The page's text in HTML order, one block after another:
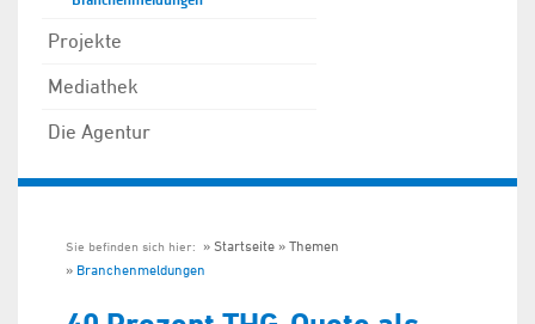
Projekte
Mediathek
Die Agentur
Sie befinden sich hier: Startseite
Themen
Branchenmeldungen